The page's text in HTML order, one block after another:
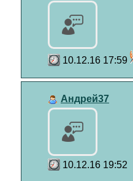
10.12.16 17:59
Андрей37
10.12.16 19:52